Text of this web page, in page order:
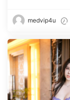
medvip4u